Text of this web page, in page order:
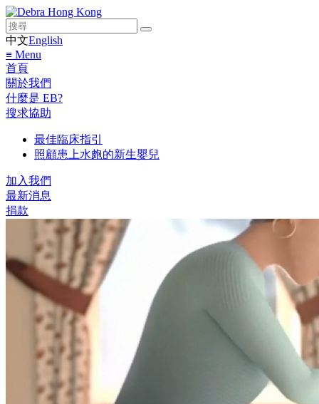
中文English
≡ Menu
首頁
關於我們
什麼是 EB?
搜求協助
最佳臨床指引
照顧患上水皰的新生嬰兒
加入我們
最新消息
捐款